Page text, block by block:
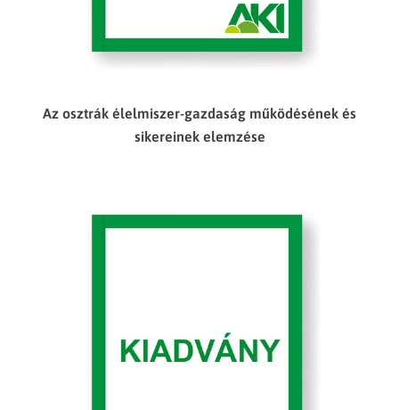
Az osztrák élelmiszer-gazdaság működésének és
sikereinek elemzése